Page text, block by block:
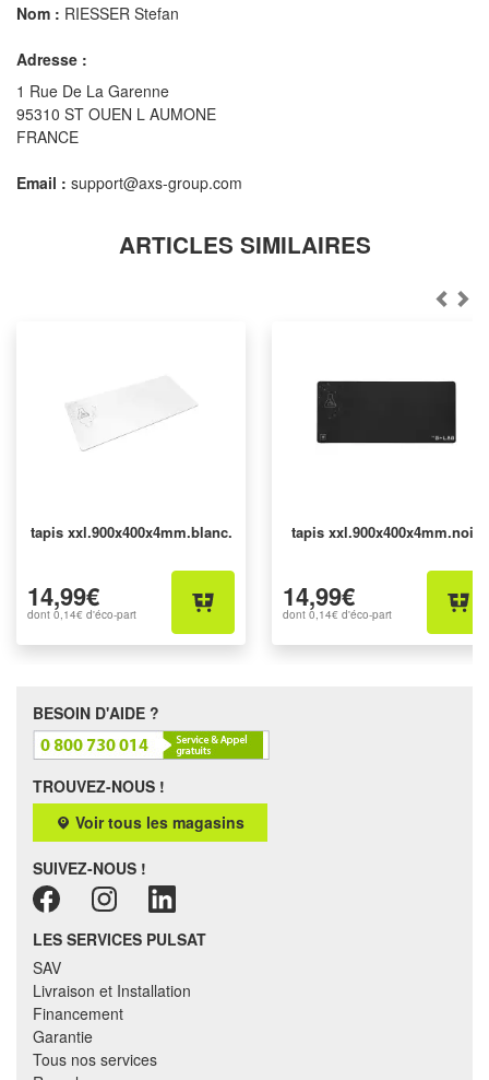
Nom : RIESSER Stefan
Adresse :
1 Rue De La Garenne
95310 ST OUEN L AUMONE
FRANCE
Email : support@axs-group.com
ARTICLES SIMILAIRES
tapis xxl.900x400x4mm.blanc.
14,99€
dont 0,14€ d'éco-part
tapis xxl.900x400x4mm.noir.
14,99€
dont 0,14€ d'éco-part
BESOIN D'AIDE ?
TROUVEZ-NOUS !
Voir tous les magasins
SUIVEZ-NOUS !
LES SERVICES PULSAT
SAV
Livraison et Installation
Financement
Garantie
Tous nos services